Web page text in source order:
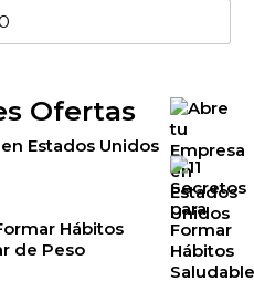
Ofertas
Estados Unidos
Hábitos
de Peso